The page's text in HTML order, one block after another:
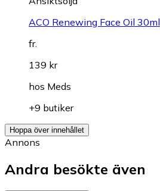
ACO Renewing Face Oil 30ml
fr.
139 kr
hos Meds
+9 butiker
Hoppa över innehållet
Annons
Andra besökte även